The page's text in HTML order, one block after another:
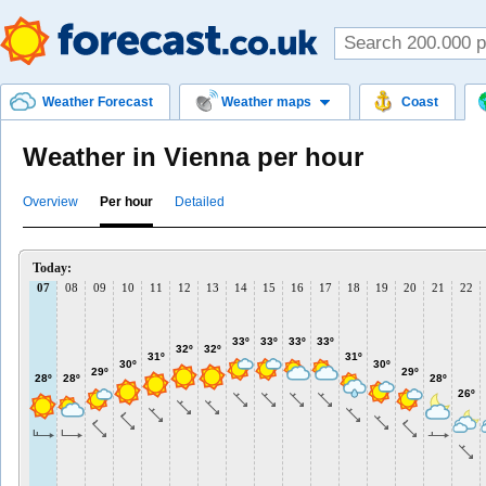
Weather Forecast Weather maps Coast
Weather in Vienna per hour
Overview Per hour Detailed
Today:
07
28º
08
28º
09
29º
10
30º
11
31º
12
32º
13
32º
14
33º
15
33º
16
33º
17
33º
18
31º
19
30º
20
29º
21
28º
22
26º